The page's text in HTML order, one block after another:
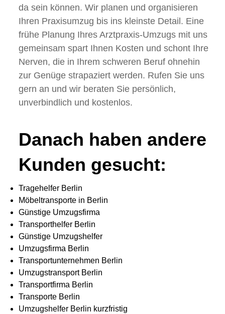
da sein können. Wir planen und organisieren
Ihren Praxisumzug bis ins kleinste Detail. Eine
frühe Planung Ihres Arztpraxis-Umzugs mit uns
gemeinsam spart Ihnen Kosten und schont Ihre
Nerven, die in Ihrem schweren Beruf ohnehin
zur Genüge strapaziert werden. Rufen Sie uns
gern an und wir beraten Sie persönlich,
unverbindlich und kostenlos.
Danach haben andere
Kunden gesucht:
Tragehelfer Berlin
Möbeltransporte in Berlin
Günstige Umzugsfirma
Transporthelfer Berlin
Günstige Umzugshelfer
Umzugsfirma Berlin
Transportunternehmen Berlin
Umzugstransport Berlin
Transportfirma Berlin
Transporte Berlin
Umzugshelfer Berlin kurzfristig